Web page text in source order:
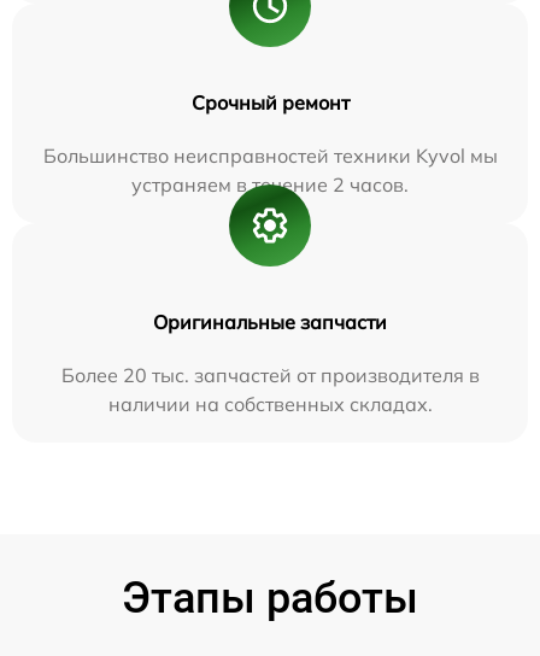
Срочный ремонт
Большинство неисправностей техники Kyvol мы
устраняем в течение 2 часов.
Оригинальные запчасти
Более 20 тыс. запчастей от производителя в
наличии на собственных складах.
Этапы работы